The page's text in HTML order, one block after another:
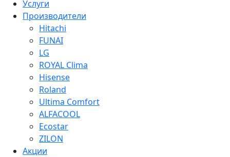
Услуги
Производители
Hitachi
FUNAI
LG
ROYAL Clima
Hisense
Roland
Ultima Comfort
ALFACOOL
Ecostar
ZILON
Акции